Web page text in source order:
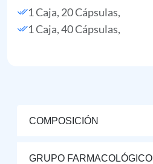
1 Caja, 20 Cápsulas,
1 Caja, 40 Cápsulas,
COMPOSICIÓN
GRUPO FARMACOLÓGICO